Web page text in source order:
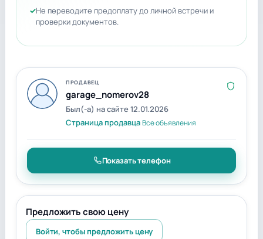
Не переводите предоплату до личной встречи и
проверки документов.
ПРОДАВЕЦ
garage_nomerov28
Был(-а) на сайте 12.01.2026
Страница продавцаВсе объявления
Показать телефон
Предложить свою цену
Войти, чтобы предложить цену